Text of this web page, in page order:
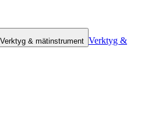
& mätinstrument Verktyg &